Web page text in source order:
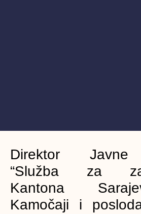
Direktor Javne
“Služba za
Kantona
Kamočaji i